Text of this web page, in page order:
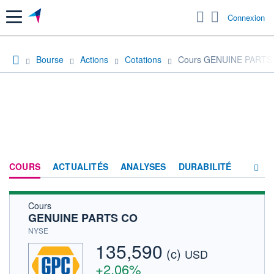
Menu Connexion
Bourse Actions Cotations Cours GENUINE
COURS ACTUALITÉS ANALYSES DURABILITÉ
HISTORIQUE
Cours
GENUINE PARTS CO
NYSE
135,590 (c) USD
+2,06%